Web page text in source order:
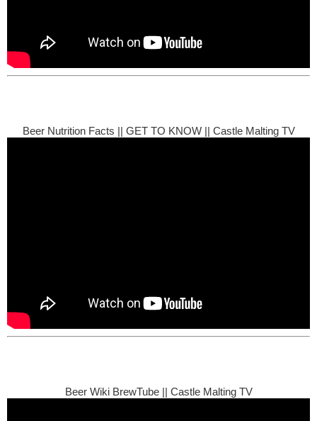
Beer Nutrition Facts || GET TO KNOW || Castle Malting TV
Beer Wiki BrewTube || Castle Malting TV